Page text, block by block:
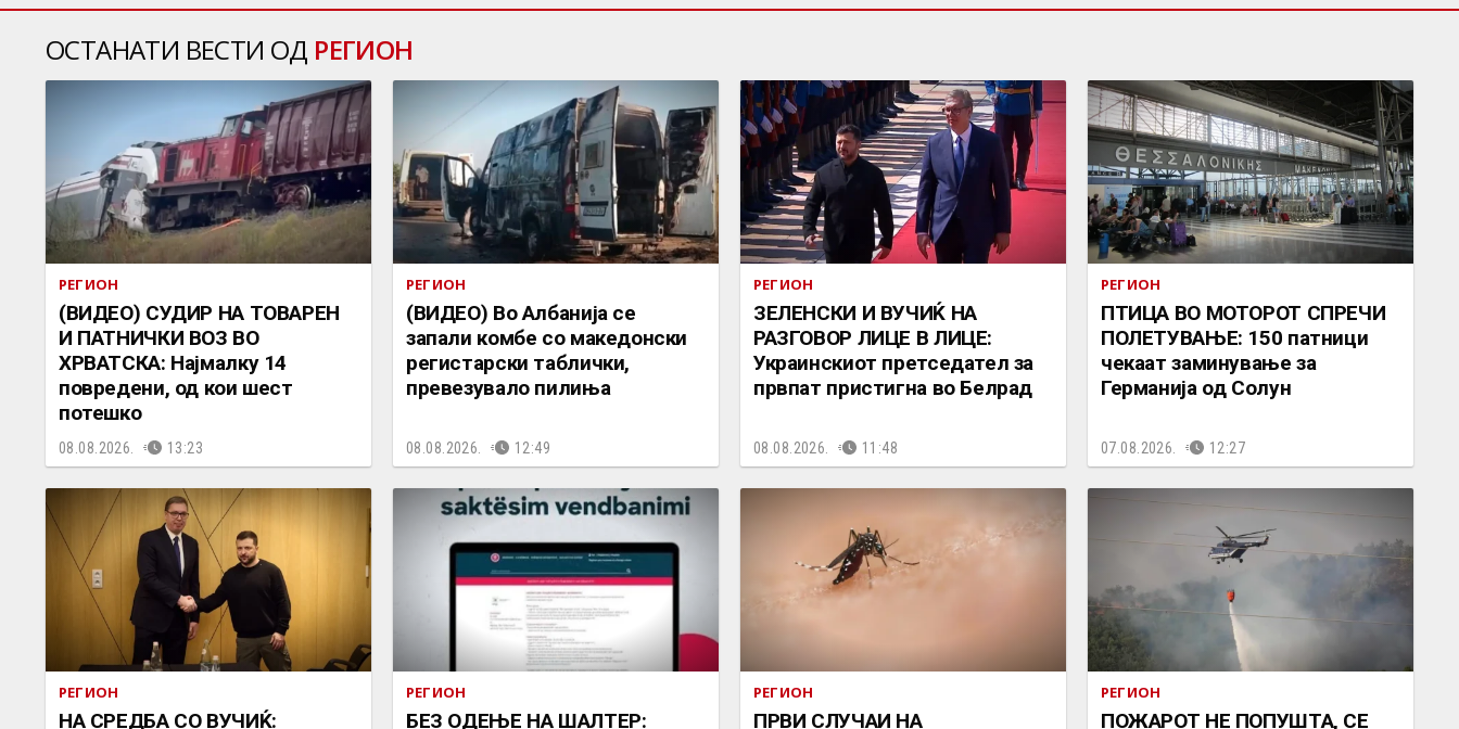
ОСТАНАТИ ВЕСТИ ОД РЕГИОН
РЕГИОН
(ВИДЕО) СУДИР НА ТОВАРЕН
И ПАТНИЧКИ ВОЗ ВО
ХРВАТСКА: Најмалку 14
повредени, од кои шест
потешко
08.08.2026. 13:23
РЕГИОН
(ВИДЕО) Во Албанија се
запали комбе со македонски
регистарски таблички,
превезувало пилиња
08.08.2026. 12:49
РЕГИОН
ЗЕЛЕНСКИ И ВУЧИЌ НА
РАЗГОВОР ЛИЦЕ В ЛИЦЕ:
Украинскиот претседател за
првпат пристигна во Белрад
08.08.2026. 11:48
РЕГИОН
ПТИЦА ВО МОТОРОТ СПРЕЧИ
ПОЛЕТУВАЊЕ: 150 патници
чекаат заминување за
Германија од Солун
07.08.2026. 12:27
РЕГИОН
НА СРЕДБА СО ВУЧИЌ:
РЕГИОН
БЕЗ ОДЕЊЕ НА ШАЛТЕР:
РЕГИОН
ПРВИ СЛУЧАИ НА
РЕГИОН
ПОЖАРОТ НЕ ПОПУШТА, СЕ